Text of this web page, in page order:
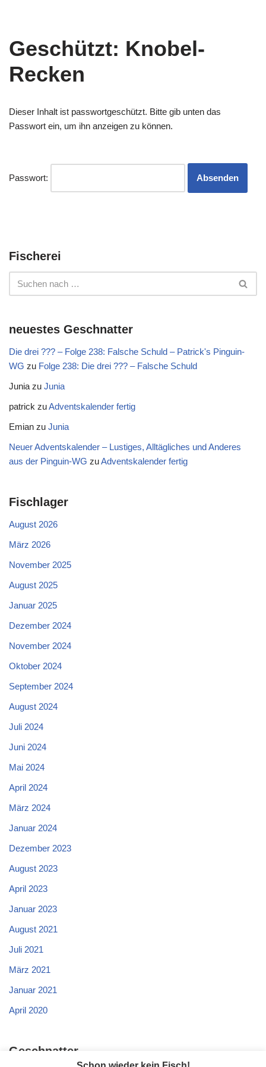
Inhalt
Geschützt: Knobel-
Recken
Dieser Inhalt ist passwortgeschützt. Bitte gib unten das
Passwort ein, um ihn anzeigen zu können.
Passwort:
Fischerei
neuestes Geschnatter
Die drei ??? – Folge 238: Falsche Schuld – Patrick's Pinguin-
WG zu Folge 238: Die drei ??? – Falsche Schuld
Junia zu Junia
patrick zuAdventskalender fertig
Emian zu Junia
Neuer Adventskalender – Lustiges, Alltägliches und Anderes
aus der Pinguin-WG zuAdventskalender fertig
Fischlager
August 2026
März 2026
November 2025
August 2025
Januar 2025
Dezember 2024
November 2024
Oktober 2024
September 2024
August 2024
Juli 2024
Juni 2024
Mai 2024
April 2024
März 2024
Januar 2024
Dezember 2023
August 2023
April 2023
Januar 2023
August 2021
Juli 2021
März 2021
Januar 2021
April 2020
Geschnatter